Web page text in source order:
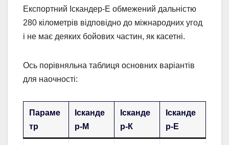
Експортний Іскандер-Е обмежений дальністю
280 кілометрів відповідно до міжнародних угод
і не має деяких бойових частин, як касетні.
Ось порівняльна таблиця основних варіантів
для наочності:
Параме
тр
Ісканде
р-М
Ісканде
р-К
Ісканде
р-Е